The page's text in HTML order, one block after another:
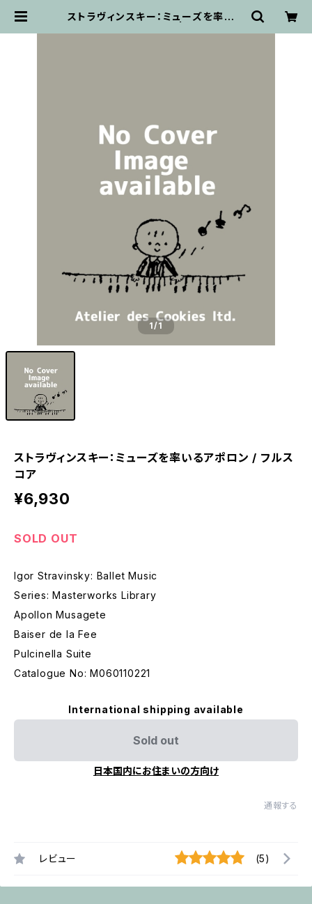
ストラヴィンスキー：ミューズを率いる
1/1
ストラヴィンスキー：ミューズを率いるアポロン / フルス
コア
¥6,930
SOLD OUT
Igor Stravinsky: Ballet Music
Series: Masterworks Library
Apollon Musagete
Baiser de la Fee
Pulcinella Suite
Catalogue No: M060110221
International shipping available
Sold out
日本国内にお住まいの方向け
通報する
レビュー (5)